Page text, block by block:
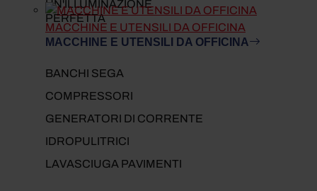
MACCHINE E UTENSILI DA OFFICINA
MACCHINE E UTENSILI DA OFFICINA
BANCHI SEGA
COMPRESSORI
GENERATORI DI CORRENTE
IDROPULITRICI
LAVASCIUGA PAVIMENTI